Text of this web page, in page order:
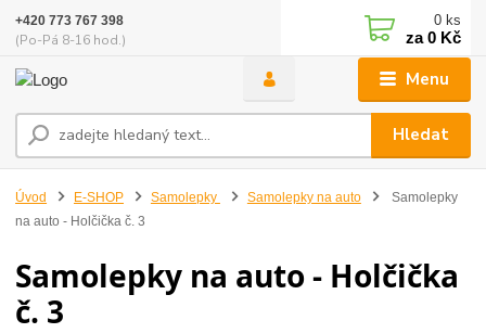
Menu
Hledat
+420 773 767 398
(Po-Pá 8-16 hod.)
0 ks
za0 Kč
Úvod E-SHOP Samolepky Samolepky na auto
Samolepky
na auto - Holčička č. 3
Samolepky na auto - Holčička
č. 3